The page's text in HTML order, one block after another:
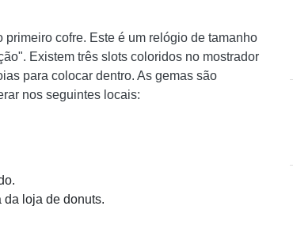
cofre. Este é um relógio de tamanho
Existem três slots coloridos no mostrador
para colocar dentro. As gemas são
nos seguintes locais:
da loja de donuts.